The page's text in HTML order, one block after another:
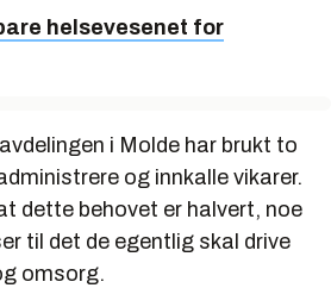
helsevesenet for
i Molde har brukt to
og innkalle vikarer.
dette behovet er halvert, noe
til det de egentlig skal drive
omsorg.